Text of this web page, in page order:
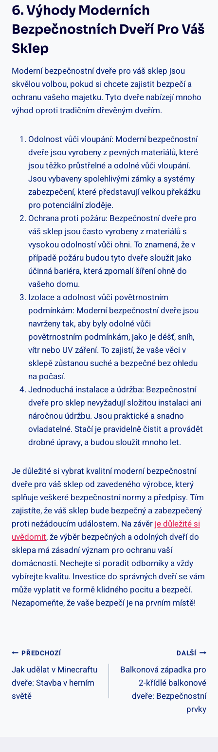
6. Výhody Moderních
Bezpečnostních Dveří Pro Váš
Sklep
Moderní bezpečnostní dveře pro váš sklep jsou
skvělou volbou, pokud si chcete zajistit bezpečí a
ochranu vašeho majetku. Tyto dveře nabízejí mnoho
výhod oproti tradičním dřevěným dveřím.
Odolnost vůči vloupání: Moderní bezpečnostní
dveře jsou vyrobeny z pevných materiálů, které
jsou těžko průstřelné a odolné vůči vloupání.
Jsou vybaveny spolehlivými zámky a systémy
zabezpečení, které představují velkou překážku
pro potenciální zloděje.
Ochrana proti požáru: Bezpečnostní dveře pro
váš sklep jsou často vyrobeny z materiálů s
vysokou odolností vůči ohni. To znamená, že v
případě požáru budou tyto dveře sloužit jako
účinná bariéra, která zpomalí šíření ohně do
vašeho domu.
Izolace a odolnost vůči povětrnostním
podmínkám: Moderní bezpečnostní dveře jsou
navrženy tak, aby byly odolné vůči
povětrnostním podmínkám, jako je déšť, sníh,
vítr nebo UV záření. To zajistí, že vaše věci v
sklepě zůstanou suché a bezpečné bez ohledu
na počasí.
Jednoduchá instalace a údržba: Bezpečnostní
dveře pro sklep nevyžadují složitou instalaci ani
náročnou údržbu. Jsou praktické a snadno
ovladatelné. Stačí je pravidelně čistit a provádět
drobné úpravy, a budou sloužit mnoho let.
Je důležité si vybrat kvalitní moderní bezpečnostní
dveře pro váš sklep od zavedeného výrobce, který
splňuje veškeré bezpečnostní normy a předpisy. Tím
zajistíte, že váš sklep bude bezpečný a zabezpečený
proti nežádoucím událostem. Na závěr je důležité si
uvědomit, že výběr bezpečných a odolných dveří do
sklepa má zásadní význam pro ochranu vaší
domácnosti. Nechejte si poradit odborníky a vždy
vybírejte kvalitu. Investice do správných dveří se vám
může vyplatit ve formě klidného pocitu a bezpečí.
Nezapomeňte, že vaše bezpečí je na prvním místě!
Navigace
Pro
Příspěvek
PŘEDCHOZÍ
Jak udělat v Minecraftu
dveře: Stavba v herním
světě
DALŠÍ
Balkonová západka pro
2-křídlé balkonové
dveře: Bezpečnostní
prvky